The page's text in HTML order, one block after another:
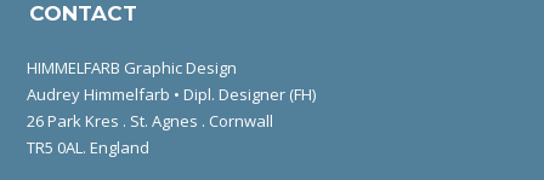
CONTACT
HIMMELFARB Graphic Design
Audrey Himmelfarb • Dipl. Designer (FH)
26 Park Kres . St. Agnes . Cornwall
TR5 0AL. England